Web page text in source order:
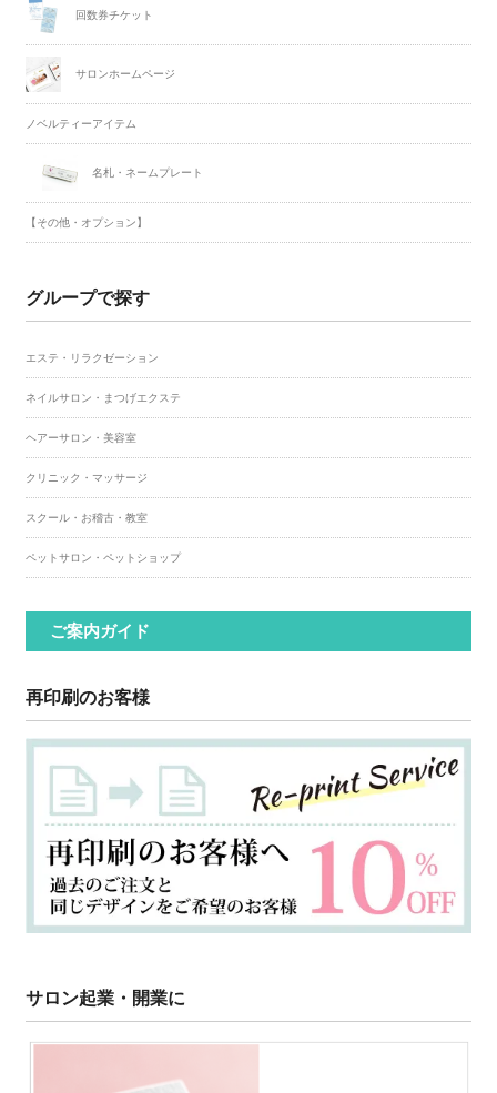
回数券チケット
サロンホームページ
ノベルティーアイテム
名札・ネームプレート
【その他・オプション】
グループで探す
エステ・リラクゼーション
ネイルサロン・まつげエクステ
ヘアーサロン・美容室
クリニック・マッサージ
スクール・お稽古・教室
ペットサロン・ペットショップ
ご案内ガイド
再印刷のお客様
サロン起業・開業に